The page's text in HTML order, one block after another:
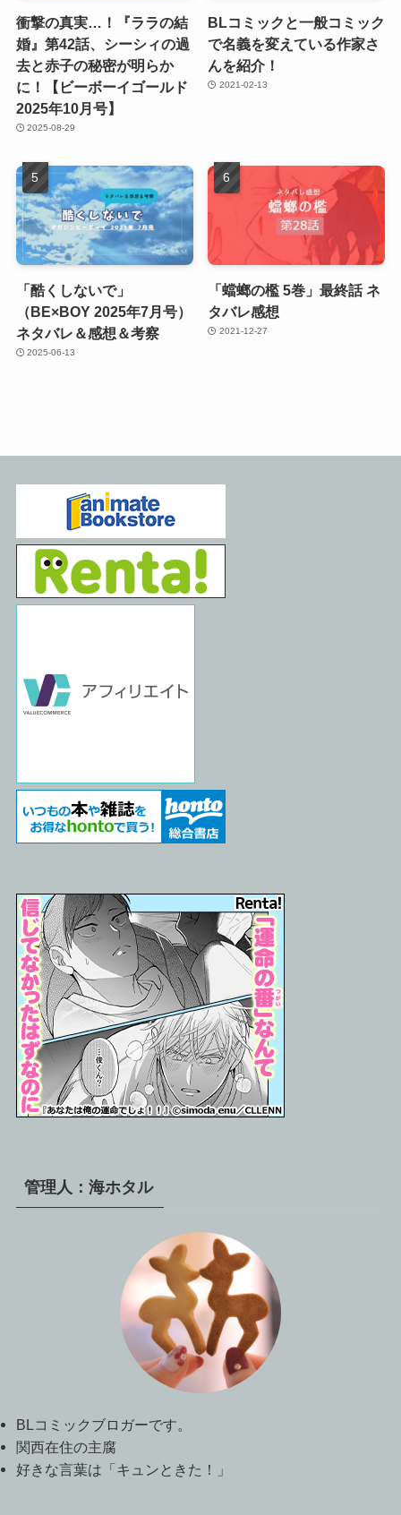
衝撃の真実…！『ララの結
婚』第42話、シーシィの過
去と赤子の秘密が明らか
に！【ビーボーイゴールド
2025年10月号】
2025-08-29
BLコミックと一般コミック
で名義を変えている作家さ
んを紹介！
2021-02-13
「酷くしないで」
（BE×BOY 2025年7月号）
ネタバレ＆感想＆考察
2025-06-13
「蟷螂の檻 5巻」最終話 ネ
タバレ感想
2021-12-27
管理人：海ホタル
BLコミックブロガーです。
関西在住の主腐
好きな言葉は「キュンときた！」